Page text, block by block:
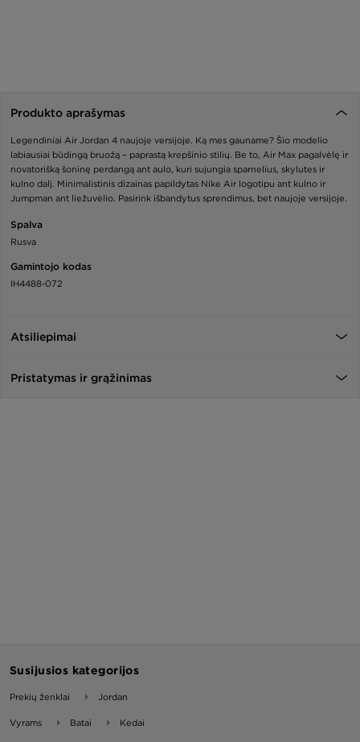
Produkto aprašymas
Legendiniai Air Jordan 4 naujoje versijoje. Ką mes gauname? Šio modelio
labiausiai būdingą bruožą – paprastą krepšinio stilių. Be to, Air Max pagalvėlę ir
novatorišką šoninę perdangą ant aulo, kuri sujungia sparnelius, skylutes ir
kulno dalį. Minimalistinis dizainas papildytas Nike Air logotipu ant kulno ir
Jumpman ant liežuvėlio. Pasirink išbandytus sprendimus, bet naujoje versijoje.
Spalva
Rusva
Gamintojo kodas
IH4488-072
Atsiliepimai
Pristatymas ir grąžinimas
Susijusios kategorijos
Prekių ženklai Jordan
Vyrams Batai Kedai